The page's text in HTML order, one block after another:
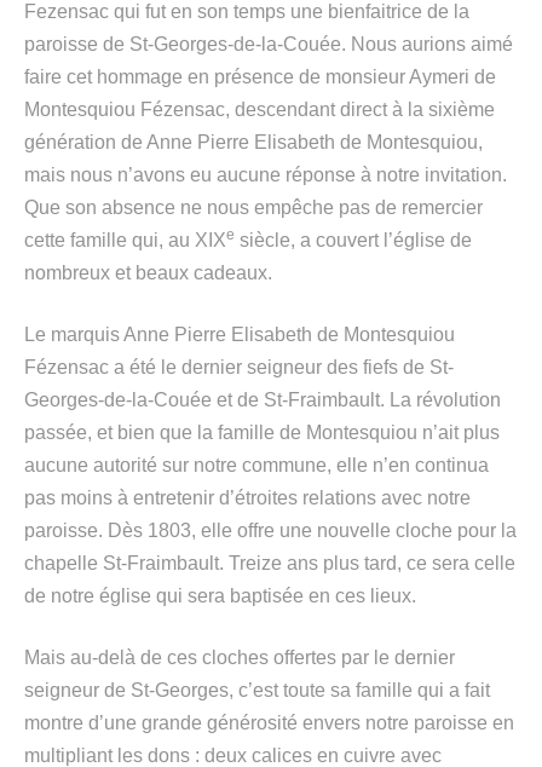
Fezensac qui fut en son temps une bienfaitrice de la
paroisse de St-Georges-de-la-Couée. Nous aurions aimé
faire cet hommage en présence de monsieur Aymeri de
Montesquiou Fézensac, descendant direct à la sixième
génération de Anne Pierre Elisabeth de Montesquiou,
mais nous n’avons eu aucune réponse à notre invitation.
Que son absence ne nous empêche pas de remercier
cette famille qui, au XIXe siècle, a couvert l’église de
nombreux et beaux cadeaux.
Le marquis Anne Pierre Elisabeth de Montesquiou
Fézensac a été le dernier seigneur des fiefs de St-
Georges-de-la-Couée et de St-Fraimbault. La révolution
passée, et bien que la famille de Montesquiou n’ait plus
aucune autorité sur notre commune, elle n’en continua
pas moins à entretenir d’étroites relations avec notre
paroisse. Dès 1803, elle offre une nouvelle cloche pour la
chapelle St-Fraimbault. Treize ans plus tard, ce sera celle
de notre église qui sera baptisée en ces lieux.
Mais au-delà de ces cloches offertes par le dernier
seigneur de St-Georges, c’est toute sa famille qui a fait
montre d’une grande générosité envers notre paroisse en
multipliant les dons : deux calices en cuivre avec